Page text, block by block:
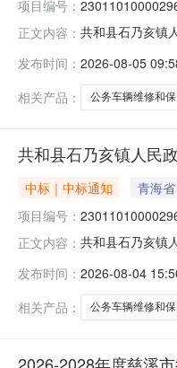
项目编号：
正文内容： 共和县石乃亥镇
称:青海省海南藏
发布时间： 2026-08-05
相关产品：
公务车辆维修和
共和县石乃亥镇人民
中标｜中标通知 青海
项目编号：
正文内容： 共和县石乃亥镇
称:青海省海南藏
发布时间： 2026-08-04
相关产品：
公务车辆维修和